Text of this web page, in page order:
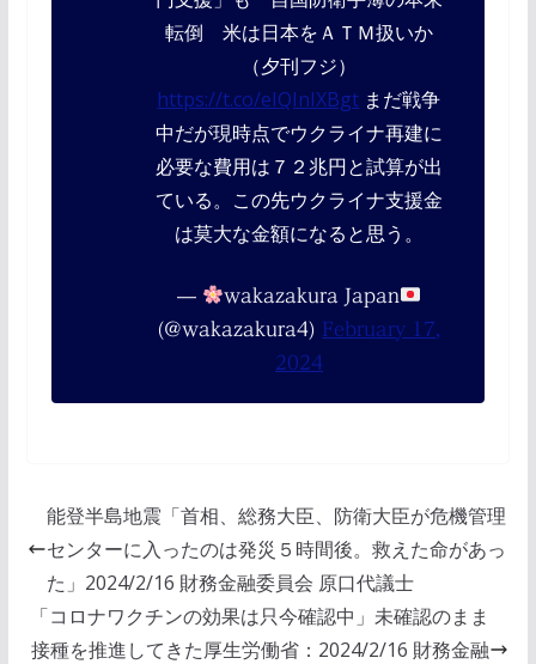
転倒 米は日本をＡＴＭ扱いか
（夕刊フジ）
https://t.co/eIQInIXBgt まだ戦争
中だが現時点でウクライナ再建に
必要な費用は７２兆円と試算が出
ている。この先ウクライナ支援金
は莫大な金額になると思う。
—
wakazakura Japan
(@wakazakura4) February 17,
2024
能登半島地震「首相、総務大臣、防衛大臣が危機管理
センターに入ったのは発災５時間後。救えた命があっ
た」2024/2/16 財務金融委員会 原口代議士
「コロナワクチンの効果は只今確認中」未確認のまま
接種を推進してきた厚生労働省：2024/2/16 財務金融